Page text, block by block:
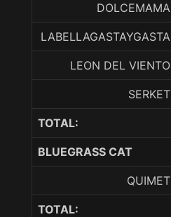
DOLCEMAMA
LABELLAGASTAYGASTA
LEON DEL VIENTO
SERKET
TOTAL:
BLUEGRASS CAT
QUIMET
TOTAL: